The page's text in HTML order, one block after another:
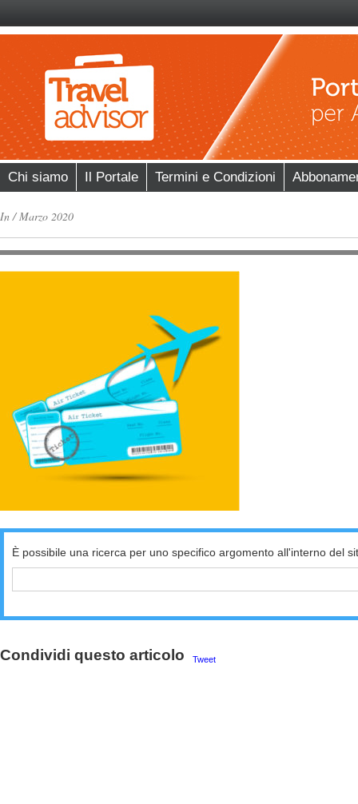
Chi siamo Il Portale Termini e Condizioni
In/Marzo 2020
È possibile una ricerca per uno specifico argomento all'interno del
Condividi questo articolo Tweet